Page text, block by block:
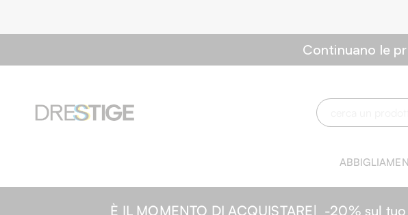
Continuano le
È IL MOMENTO DI ACQUISTARE| -20% sul